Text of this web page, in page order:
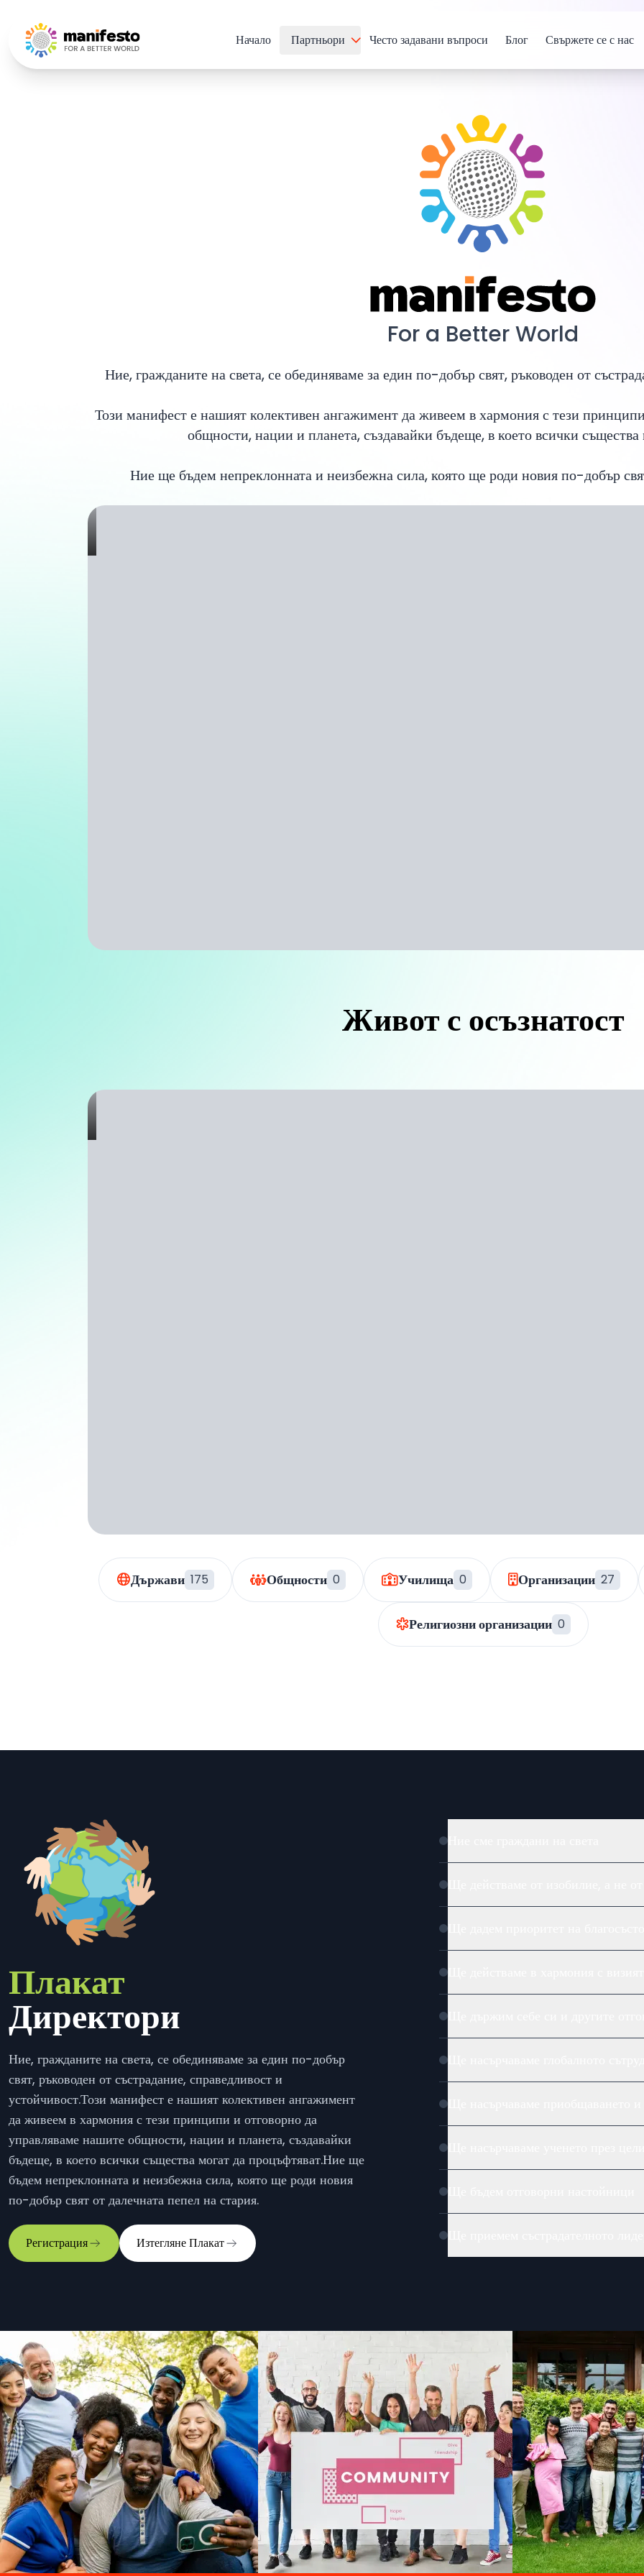
Your Company
Начало Партньори Често задавани въпроси Блог Свържете се с нас
Manifesto
For a Better World
Ние, гражданите на света, се обединяваме за един по-добър свят, ръководен от
Този манифест е нашият колективен ангажимент да живеем в хармония с тези
общности, нации и планета, създавайки бъдеще, в което всички същества
Ние ще бъдем непреклонната и неизбежна сила, която ще роди новия по-добър
Живот с осъзнатост
Държави 175 Общности 0 Училища 0 Организации 27
Религиозни организации 0
Плакат
Директори
Ние, гражданите на света, се обединяваме за един по-добър
свят, ръководен от състрадание, справедливост и
устойчивост.Този манифест е нашият колективен ангажимент
да живеем в хармония с тези принципи и отговорно да
управляваме нашите общности, нации и планета, създавайки
бъдеще, в което всички същества могат да процъфтяват.Ние ще
бъдем непреклонната и неизбежна сила, която ще роди новия
по-добър свят от далечната пепел на стария.
Регистрация ИзтеглянеПлакат